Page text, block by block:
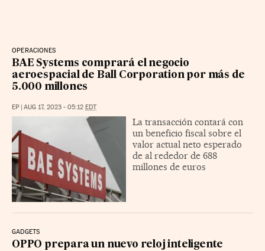
OPERACIONES
BAE Systems comprará el negocio
aeroespacial de Ball Corporation por más de
5.000 millones
EP AUG 17, 2023 - 05:12 EDT
La transacción contará con
un beneficio fiscal sobre el
valor actual neto esperado
de al rededor de 688
millones de euros
GADGETS
OPPO prepara un nuevo reloj inteligente